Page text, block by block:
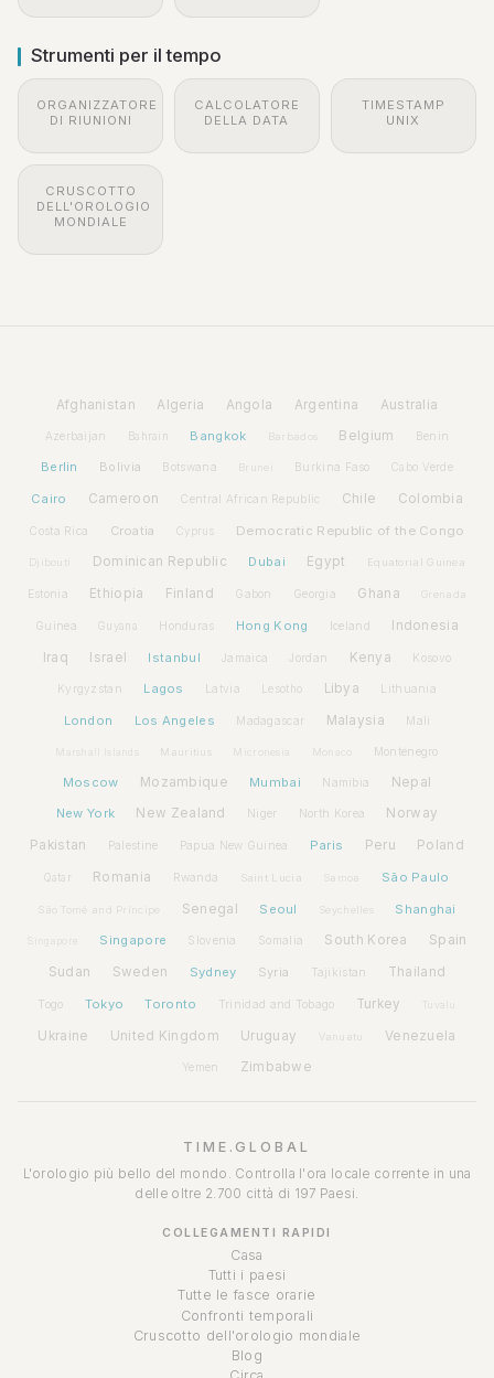
Strumenti per il tempo
ORGANIZZATORE
DI RIUNIONI
CALCOLATORE
DELLA DATA
TIMESTAMP
UNIX
CRUSCOTTO
DELL'OROLOGIO
MONDIALE
Afghanistan Algeria Angola Argentina Australia
Azerbaijan Bahrain Bangkok Barbados Belgium Benin
Berlin Bolivia Botswana Brunei Burkina Faso Cabo Verde
Cairo Cameroon Central African Republic Chile Colombia
Costa Rica Croatia Cyprus Democratic Republic of the Congo
Djibouti Dominican Republic Dubai Egypt Equatorial Guinea
Estonia Ethiopia Finland Gabon Georgia Ghana Grenada
Guinea Guyana Honduras Hong Kong Iceland Indonesia
Iraq Israel Istanbul Jamaica Jordan Kenya Kosovo
Kyrgyzstan Lagos Latvia Lesotho Libya Lithuania
London Los Angeles Madagascar Malaysia Mali
Mauritius Micronesia Monaco Montenegro
Moscow Mozambique Mumbai Namibia Nepal
New York New Zealand Niger North Korea Norway
Pakistan Palestine Papua New Guinea Paris Peru Poland
Qatar Romania Rwanda Saint Lucia Samoa São Paulo
São Tomé and Príncipe Senegal Seoul Seychelles Shanghai
Singapore Slovenia Somalia South Korea Spain
Sudan Sweden Sydney Syria Tajikistan Thailand
Togo Tokyo Toronto Trinidad and Tobago Turkey Tuvalu
Ukraine United Kingdom Uruguay Vanuatu Venezuela
Yemen Zimbabwe
TIME.GLOBAL
L'orologio più bello del mondo. Controlla l'ora locale corrente in una
delle oltre 2.700 città di 197 Paesi.
COLLEGAMENTI RAPIDI
Casa
Tutti i paesi
Tutte le fasce orarie
Confronti temporali
Cruscotto dell'orologio mondiale
Blog